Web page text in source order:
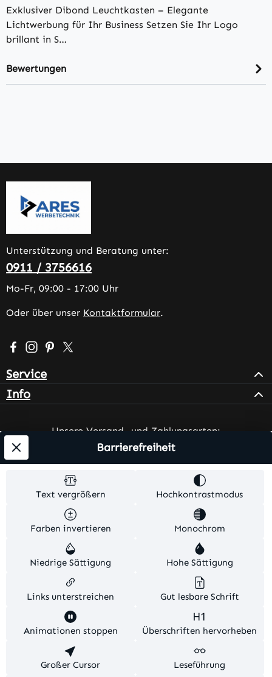
Exklusiver Dibond Leuchtkasten – Elegante
Lichtwerbung für Ihr Business Setzen Sie Ihr Logo
brillant in S…
Bewertungen
Unterstützung und Beratung unter:
0911 / 3756616
Mo-Fr, 09:00 - 17:00 Uhr
Oder über unser Kontaktformular.
Besuche uns auf Facebook – öffnet in neuem Tab
Schau auf Instagram vorbei – öffnet in neuem Tab
Lass dich auf Pinterest inspirieren – öffnet in
Folge uns auf X – öffnet in neuem Tab
Service
Info
Unsere Versand- und Zahlungsarten:
Versandkosten
und ggf. Nachnahmegebühren, wenn
nicht anders angegeben.
© 2026 Ares-Werbetechnik. Alle Rechte vorbehalten.
Text vergrößern Hochkontrastmodus
Farben invertieren Monochrom
Niedrige Sättigung Hohe Sättigung
Links unterstreichen Gut lesbare Schrift
Animationen stoppen Überschriften hervorheben
Großer Cursor Leseführung
Barrierefreiheit
Diese Website verwendet Cookies, um eine bestmögliche
Erfahrung bieten zu können.
Mehr Informationen ...